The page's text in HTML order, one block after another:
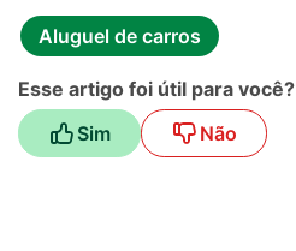
Esse artigo foi útil para você?
Sim
Não
Aluguel de carros